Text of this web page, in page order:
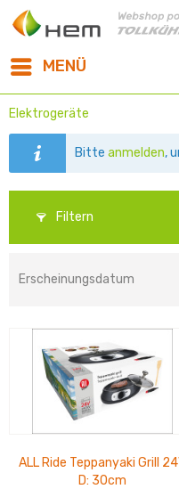
MENÜ
Elektrogeräte
Bitteanmelden,
Filtern
ALL Ride Teppanyaki Grill
D: 30cm